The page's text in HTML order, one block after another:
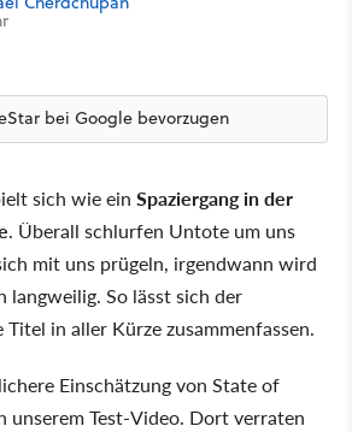
bei Google bevorzugen
sich wie ein Spaziergang in der
. Überall schlurfen Untote um uns
mit uns prügeln, irgendwann wird
langweilig. So lässt sich der
in aller Kürze zusammenfassen.
Einschätzung von State of
unserem Test-Video. Dort verraten